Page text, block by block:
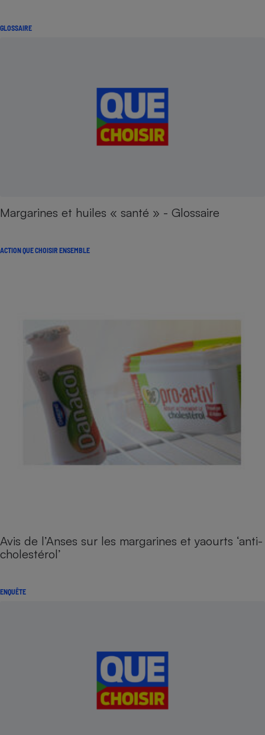
GLOSSAIRE
Margarines et huiles « santé » - Glossaire
ACTION QUE CHOISIR ENSEMBLE
Avis de l’Anses sur les margarines et yaourts ‘anti-
cholestérol’
ENQUÊTE